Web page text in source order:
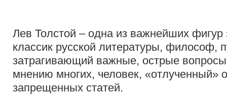
Лев Толстой – одна из важнейших
классик русской литературы, философ,
затрагивающий важные, острые
мнению многих, человек, «отлученный»
запрещенных статей.